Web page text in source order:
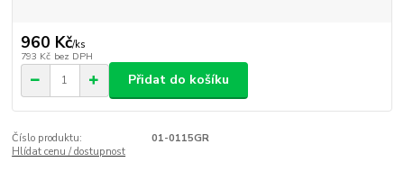
960 Kč/ks
793 Kč bez DPH
Přidat do košíku
Číslo produktu:
01-0115GR
Hlídat cenu / dostupnost